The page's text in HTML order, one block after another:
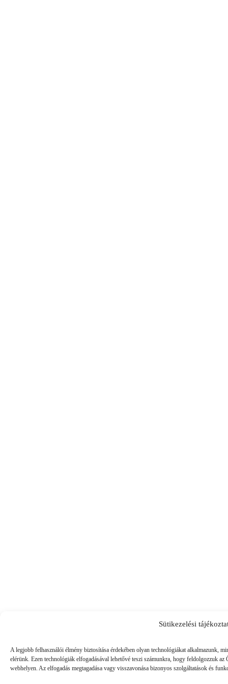
Sütikezelési
A legjobb felhasználói élmény biztosítása érdekében olyan technológiákat alkalmazunk,
elérünk. Ezen technológiák elfogadásával lehetővé teszi számunkra, hogy feldolgozzuk
webhelyen. Az elfogadás megtagadása vagy visszavonása bizonyos szolgáltatások és